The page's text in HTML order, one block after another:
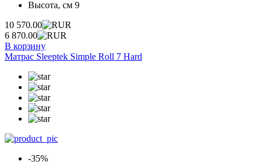
Высота, см 9
10 570.00
6 870.00
В корзину
Матрас Sleeptek Simple Roll 7 Hard
-35%